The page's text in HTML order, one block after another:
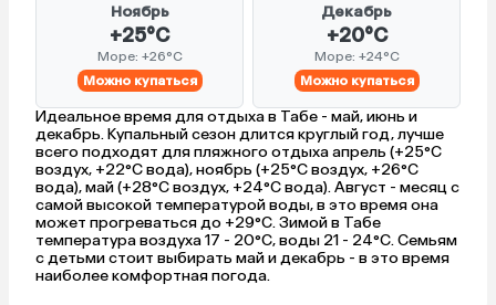
Ноябрь
+25°C
Море: +26°C
Можно купаться
Декабрь
+20°C
Море: +24°C
Можно купаться
Идеальное время для отдыха в Табе - май, июнь и
декабрь. Купальный сезон длится круглый год, лучше
всего подходят для пляжного отдыха апрель (+25°C
воздух, +22°C вода), ноябрь (+25°C воздух, +26°C
вода), май (+28°C воздух, +24°C вода). Август - месяц с
самой высокой температурой воды, в это время она
может прогреваться до +29°C. Зимой в Табе
температура воздуха 17 - 20°C, воды 21 - 24°C. Семьям
с детьми стоит выбирать май и декабрь - в это время
наиболее комфортная погода.